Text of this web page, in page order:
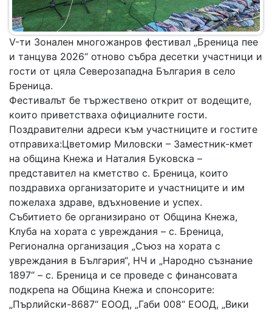
V-ти Зонален многожанров фестивал „Бреница пее
и танцува 2026“ отново събра десетки участници и
гости от цяла Северозападна България в село
Бреница.
Фестивалът бе тържествено открит от водещите,
които приветстваха официалните гости.
Поздравителни адреси към участниците и гостите
отправиха:Цветомир Миловски – Заместник-кмет
на община Кнежа и Наталия Буковска –
представител на кметство с. Бреница, които
поздравиха организаторите и участниците и им
пожелаха здраве, вдъхновение и успех.
Събитието бе организирано от Община Кнежа,
Клуба на хората с увреждания – с. Бреница,
Регионална организация „Съюз на хората с
увреждания в България“, НЧ и „Народно съзнание
1897“ – с. Бреница и се проведе с финансовата
подкрепа на Община Кнежа и спонсорите:
„Пърлийски-8687“ ЕООД, „Габи 008“ ЕООД, „Вики